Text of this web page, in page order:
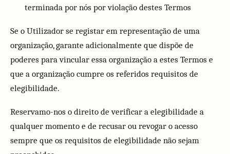
terminada por nós por violação destes Termos
Se o Utilizador se registar em representação de uma
organização, garante adicionalmente que dispõe de
poderes para vincular essa organização a estes Termos e
que a organização cumpre os referidos requisitos de
elegibilidade.
Reservamo-nos o direito de verificar a elegibilidade a
qualquer momento e de recusar ou revogar o acesso
sempre que os requisitos de elegibilidade não sejam